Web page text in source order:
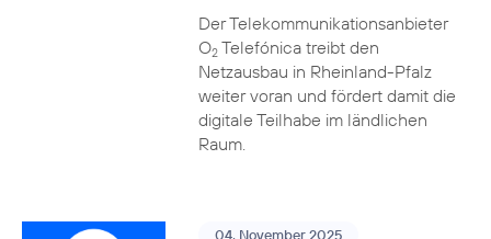
Der Telekommunikationsanbieter
O2Telefónica treibt den
Netzausbau in Rheinland-Pfalz
weiter voran und fördert damit die
digitale Teilhabe im ländlichen
Raum.
04. November 2025